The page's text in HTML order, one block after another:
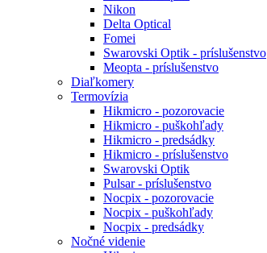
Nikon
Delta Optical
Fomei
Swarovski Optik - príslušenstvo
Meopta - príslušenstvo
Diaľkomery
Termovízia
Hikmicro - pozorovacie
Hikmicro - puškohľady
Hikmicro - predsádky
Hikmicro - príslušenstvo
Swarovski Optik
Pulsar - príslušenstvo
Nocpix - pozorovacie
Nocpix - puškohľady
Nocpix - predsádky
Nočné videnie